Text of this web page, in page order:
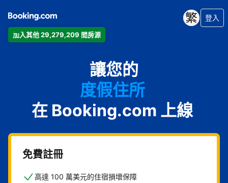
加入其他 29,279,209 間房源
登入
讓您的
公寓
飯店
度假住所
家庭旅館
B&B
在 Booking.com 上線
免費註冊
高達 100 萬美元的住宿損壞保障